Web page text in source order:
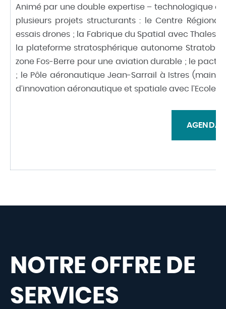
Animé par une double expertise – technologique
plusieurs projets structurants : le Centre Régional
essais drones ; la Fabrique du Spatial avec Thales
la plateforme stratosphérique autonome
zone Fos-Berre pour une aviation durable ; le pacte
; le Pôle aéronautique Jean-Sarrail à Istres
d’innovation aéronautique et spatiale avec l’Ecole
AGENDA
NOTRE OFFRE DE
SERVICES